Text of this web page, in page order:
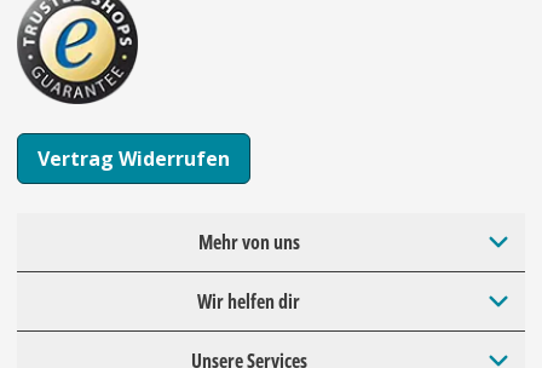
Vertrag Widerrufen
Mehr von uns
Wir helfen dir
Unsere Services